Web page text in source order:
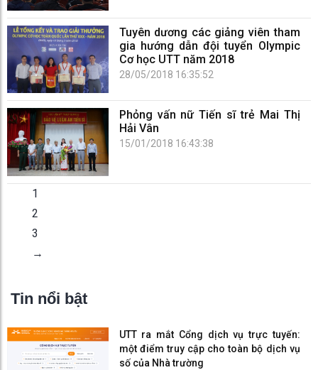
Tuyên dương các giảng viên tham
gia hướng dẫn đội tuyển Olympic
Cơ học UTT năm 2018
28/05/2018 16:35:52
Phỏng vấn nữ Tiến sĩ trẻ Mai Thị
Hải Vân
15/01/2018 16:43:38
1
2
3
→
Tin nổi bật
UTT ra mắt Cổng dịch vụ trực tuyến:
một điểm truy cập cho toàn bộ dịch vụ
số của Nhà trường